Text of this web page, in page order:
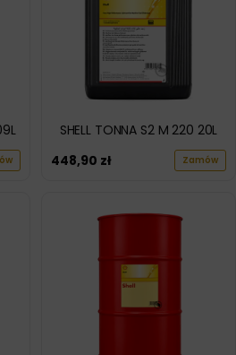
SHELL TONNA S2 M 220 20L
448,90 zł Zamów